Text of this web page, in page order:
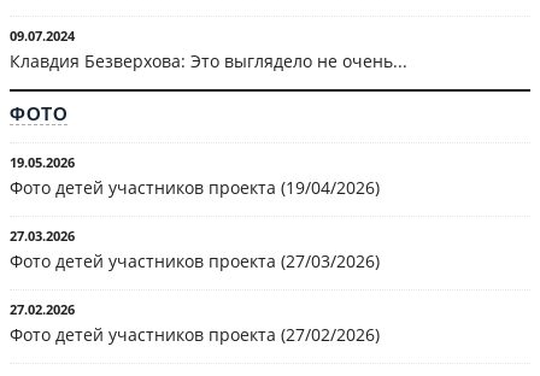
09.07.2024
Клавдия Безверхова: Это выглядело не очень...
ФОТО
19.05.2026
Фото детей участников проекта (19/04/2026)
27.03.2026
Фото детей участников проекта (27/03/2026)
27.02.2026
Фото детей участников проекта (27/02/2026)